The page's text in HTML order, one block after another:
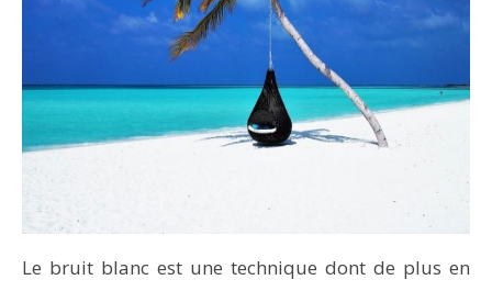
Le bruit blanc est une technique dont de plus en